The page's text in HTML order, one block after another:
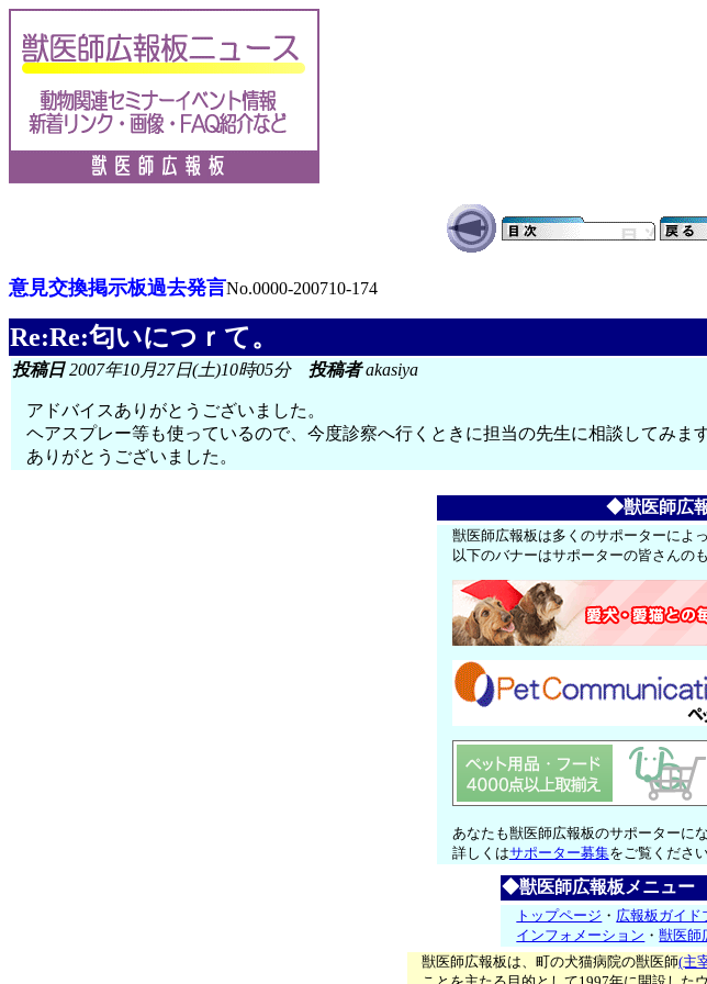
意見交換掲示板過去発言No.0000-200710-174
Re:Re:匂いにつｒて。
投稿日2007年10月27日(土)10時05分 投稿者akasiya
アドバイスありがとうございました。
ヘアスプレー等も使っているので、今度診察へ行くときに担当の先生に相談してみま
ありがとうございました。
◆獣医師広
獣医師広報板は多くのサポーターによ
以下のバナーはサポーターの皆さんの
あなたも獣医師広報板のサポーターに
詳しくはサポーター募集をご覧ください
◆獣医師広報板メニュー
トップページ ・ 広報板ガイド
インフォメーション ・獣医師
獣医師広報板は、町の犬猫病院の獣医師(主